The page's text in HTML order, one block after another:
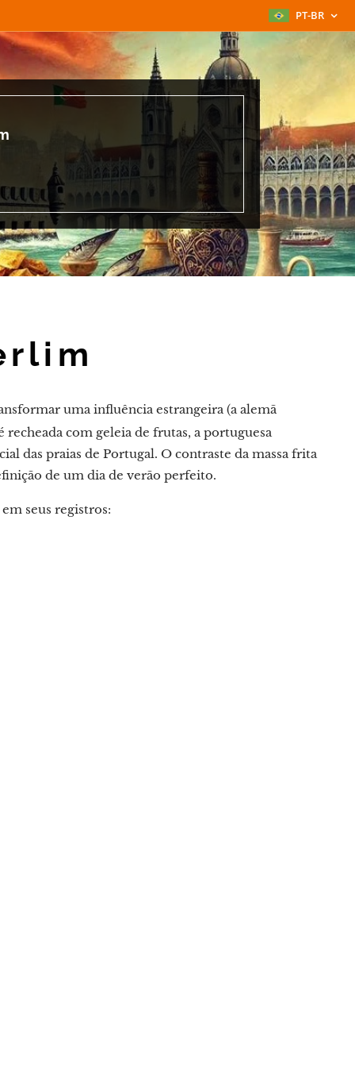
PT-BR
uma influência estrangeira (a alemã
com geleia de frutas, a portuguesa
das praias de Portugal. O contraste da massa frita
de um dia de verão perfeito.
seus registros: